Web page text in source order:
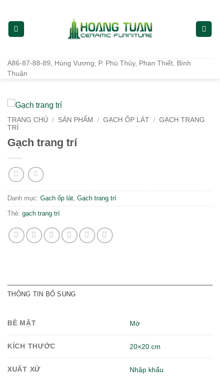
A86-87-88-89, Hùng Vương, P. Phú Thủy, Phan Thiết, Bình
Thuận
TRANG CHỦ / SẢN PHẨM / GẠCH ỐP LÁT / GẠCH TRANG
TRÍ
Gạch trang trí
Danh mục: Gạch ốp lát Gạch trang trí
Thẻ: gạch trang trí
THÔNG TIN BỔ SUNG
BỀ MẶT Mờ
KÍCH THƯỚC 20×20 cm
XUẤT XỨ Nhập khẩu